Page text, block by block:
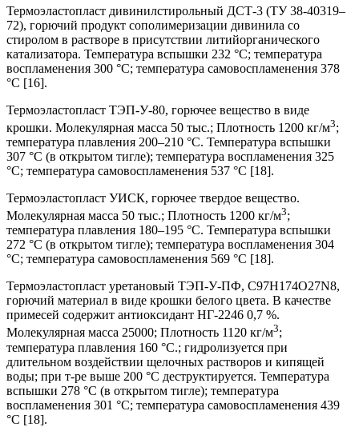
Термоэластопласт дивинилстирольный ДСТ-3 (ТУ 38-40319–
72), горючий продукт сополимеризации дивинила со
стиролом в растворе в присутствии литийорганического
катализатора. Температура вспышки 232 °С; температура
воспламенения 300 °С; температура самовоспламенения 378
°С [16].
Термоэластопласт ТЭП-У-80, горючее вещество в виде
крошки. Молекулярная масса 50 тыс.; Плотность 1200 кг/м3;
температура плавления 200–210 °С. Температура вспышки
307 °С (в открытом тигле); температура воспламенения 325
°С; температура самовоспламенения 537 °С [18].
Термоэластопласт УИСК, горючее твердое вещество.
Молекулярная масса 50 тыс.; Плотность 1200 кг/м3;
температура плавления 180–195 °С. Температура вспышки
272 °С (в открытом тигле); температура воспламенения 304
°С; температура самовоспламенения 569 °С [18].
Термоэластопласт уретановый ТЭП-У-ПФ, C97H174O27N8,
горючий материал в виде крошки белого цвета. В качестве
примесей содержит антиоксидант НГ-2246 0,7 %.
Молекулярная масса 25000; Плотность 1120 кг/м3;
температура плавления 160 °С.; гидролизуется при
длительном воздействии щелочных растворов и кипящей
воды; при т-ре выше 200 °С деструктируется. Температура
вспышки 278 °С (в открытом тигле); температура
воспламенения 301 °С; температура самовоспламенения 439
°С [18].